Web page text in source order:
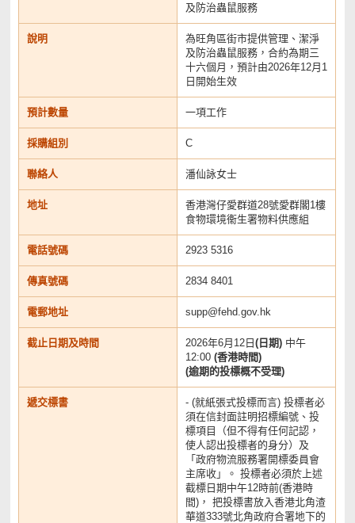
及防治蟲鼠服務
說明
為旺角區街市提供管理、潔淨
及防治蟲鼠服務，合約為期三
十六個月，預計由2026年12月1
日開始生效
預計數量 一項工作
採購組別 C
聯絡人 潘仙詠女士
地址
香港灣仔愛群道28號愛群閣1樓
食物環境衞生署物料供應組
電話號碼 2923 5316
傳真號碼 2834 8401
電郵地址 supp@fehd.gov.hk
截止日期及時間 2026年6月12日(日期) 中午
12:00(香港時間)
(逾期的投標概不受理)
遞交標書
- (就紙張式投標而言) 投標者必
須在信封面註明招標編號、投
標項目（但不得有任何記認，
使人認出投標者的身分）及
「政府物流服務署開標委員會
主席收」。 投標者必須於上述
截標日期中午12時前(香港時
間)， 把投標書放入香港北角渣
華道333號北角政府合署地下的